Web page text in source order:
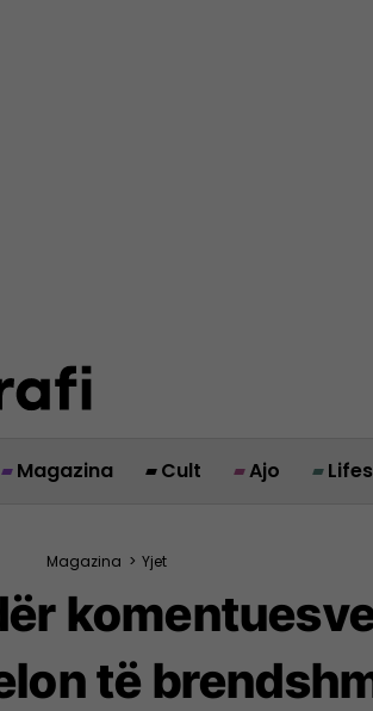
Magazina Cult Ajo
Magazina > Yjet
të